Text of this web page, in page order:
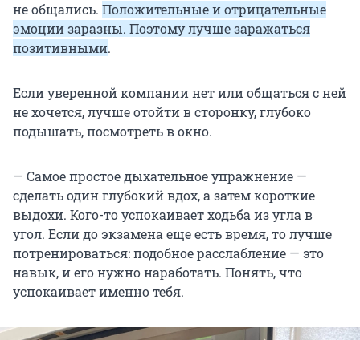
не общались. Положительные и отрицательные
эмоции заразны. Поэтому лучше заражаться
позитивными.
Если уверенной компании нет или общаться с ней
не хочется, лучше отойти в сторонку, глубоко
подышать, посмотреть в окно.
— Самое простое дыхательное упражнение —
сделать один глубокий вдох, а затем короткие
выдохи. Кого-то успокаивает ходьба из угла в
угол. Если до экзамена еще есть время, то лучше
потренироваться: подобное расслабление — это
навык, и его нужно наработать. Понять, что
успокаивает именно тебя.